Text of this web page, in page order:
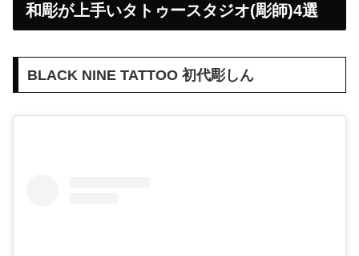
和彫が上手いタトゥースタジオ(彫師)4選
BLACK NINE TATTOO 初代彫しん